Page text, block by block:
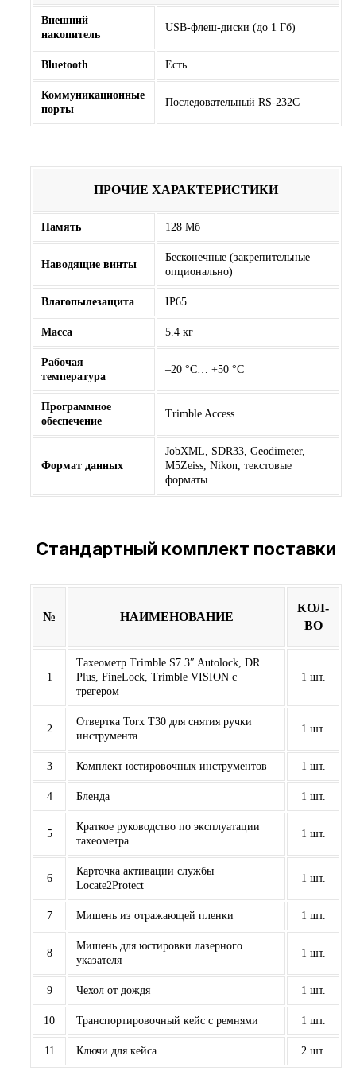
Внешний
накопитель
USB-флеш-диски (до 1 Гб)
Bluetooth Есть
Коммуникационные
порты
Последовательный RS-232C
ПРОЧИЕ ХАРАКТЕРИСТИКИ
Память 128 Мб
Наводящие винты
Бесконечные (закрепительные
опционально)
Влагопылезащита IP65
Масса 5.4 кг
Рабочая
температура
–20 °С… +50 °С
Программное
обеспечение
Trimble Access
Формат данных
JobXML, SDR33, Geodimeter,
M5Zeiss, Nikon, текстовые
форматы
Стандартный комплект поставки
№ НАИМЕНОВАНИЕ
КОЛ-
ВО
1
Тахеометр Trimble S7 3″ Autolock, DR
Plus, FineLock, Trimble VISION с
трегером
1 шт.
2
Отвертка Torx T30 для снятия ручки
инструмента
1 шт.
3 Комплект юстировочных инструментов 1 шт.
4 Бленда 1 шт.
5
Краткое руководство по эксплуатации
тахеометра
1 шт.
6
Карточка активации службы
Locate2Protect
1 шт.
7 Мишень из отражающей пленки 1 шт.
8
Мишень для юстировки лазерного
указателя
1 шт.
9 Чехол от дождя 1 шт.
10 Транспортировочный кейс с ремнями 1 шт.
11 Ключи для кейса 2 шт.